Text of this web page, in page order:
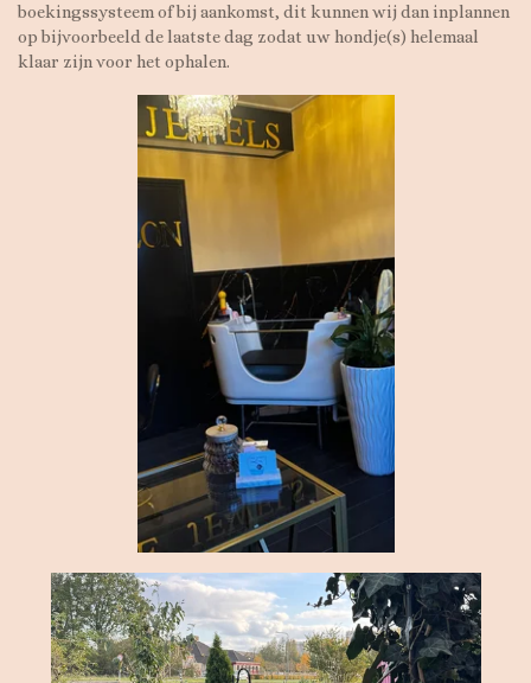
boekingssysteem of bij aankomst, dit kunnen wij dan inplannen
op bijvoorbeeld de laatste dag zodat uw hondje(s) helemaal
klaar zijn voor het ophalen.